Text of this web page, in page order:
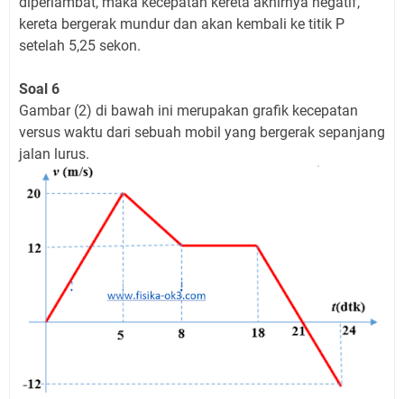
kereta bergerak mundur dan akan kembali ke titik P
setelah 5,25 sekon.
Soal 6
Gambar (2) di bawah ini merupakan grafik kecepatan
versus waktu dari sebuah mobil yang bergerak sepanjang
jalan lurus.